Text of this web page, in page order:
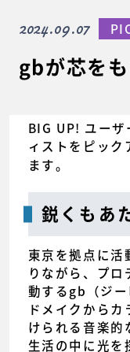
gbが芯を
2024.09.07
BIG UP! ユーザ
ィストをピック
ます。
鋭くもあ
東京を拠点に活
りながら、プ
動するgb（ジ
ドメイクから
けられる音楽的
生活の中に光を